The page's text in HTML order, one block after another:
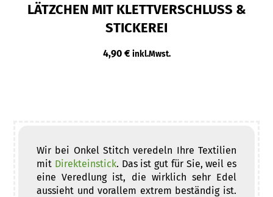
LÄTZCHEN MIT KLETTVERSCHLUSS &
STICKEREI
4,90 € inkl.Mwst.
Wir bei Onkel Stitch veredeln Ihre Textilien
mit Direkteinstick. Das ist gut für Sie, weil es
eine Veredlung ist, die wirklich sehr Edel
aussieht und vorallem extrem beständig ist.